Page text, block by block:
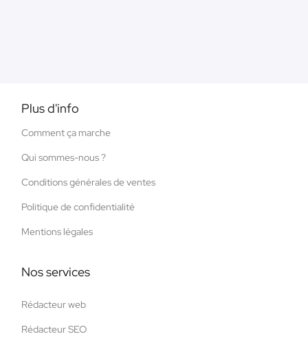
Plus d'info
Comment ça marche
Qui sommes-nous ?
Conditions générales de ventes
Politique de confidentialité
Mentions légales
Nos services
Rédacteur web
Rédacteur SEO